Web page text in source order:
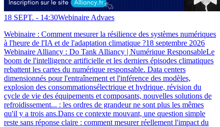
18 SEPT. - 14:30Webinaire Advaes
Webinaire : Comment mesurer la résilience des systèmes numériques
à l'heure de l'IA et de l'adaptation climatique ?18 septembre 2026
Webinaire Alliancy : Do Tank Alliancy | Numérique ResponsableLe
boom de l'intelligence artificielle et les derniers épisodes climatiques
rebattent les cartes du numérique responsable. Data centers
dimensionnés pour l'entraînement et l'inférence des modèles,
explosion des consommationsélectrique et hydrique, révision du
cycle de vie des équipements et composants, nouvelles solutions de
refroidissement... : les ordres de grandeur ne sont plus les mêmes
qu'il y a trois ans.Dans ce contexte mouvant, une question simple
reste sans réponse claire : comment mesurer réellement l'impact du